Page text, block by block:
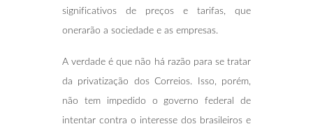
significativos de preços e tarifas, que
onerarão a sociedade e as empresas.
A verdade é que não há razão para se tratar
da privatização dos Correios. Isso, porém,
não tem impedido o governo federal de
intentar contra o interesse dos brasileiros e